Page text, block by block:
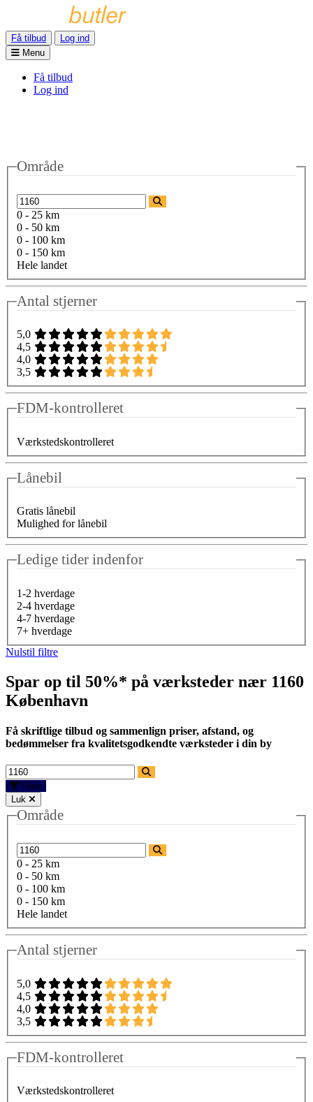
Få tilbud
Log ind
Menu
Få tilbud
Log ind
Område
0 - 25 km
0 - 50 km
0 - 100 km
0 - 150 km
Hele landet
Antal stjerner
5,0
4,5
4,0
3,5
FDM-kontrolleret
Værkstedskontrolleret
Lånebil
Gratis lånebil
Mulighed for lånebil
Ledige tider indenfor
1-2 hverdage
2-4 hverdage
4-7 hverdage
7+ hverdage
Nulstil filtre
Spar op til 50%* på værksteder nær 1160
København
Få skriftlige tilbud og sammenlign priser, afstand, og
bedømmelser fra kvalitetsgodkendte værksteder i din by
Filtre
Luk
Område
0 - 25 km
0 - 50 km
0 - 100 km
0 - 150 km
Hele landet
Antal stjerner
5,0
4,5
4,0
3,5
FDM-kontrolleret
Værkstedskontrolleret